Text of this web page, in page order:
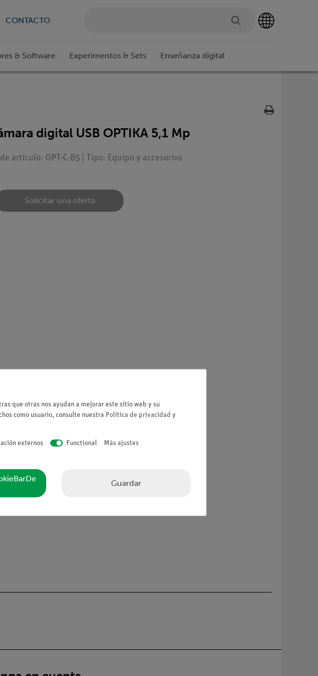
CONTACTO
& Software Experimentos & Sets Enseñanza digital
digital USB OPTIKA 5,1 Mp
artículo: OPT-C-B5 | Tipo: Equipo y accesorios
Solicitar una oferta
que otras nos ayudan a mejorar este sitio web y su
como usuario, consulte nuestra Política de privacidad y
externos Functional Más ajustes
Guardar